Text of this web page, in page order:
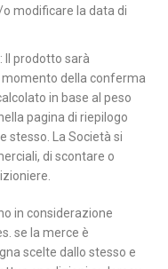
modificare la data di
Il prodotto sarà
momento della conferma
in base al peso
pagina di riepilogo
stesso. La Società si
di scontare o
in considerazione
se la merce è
scelte dallo stesso e